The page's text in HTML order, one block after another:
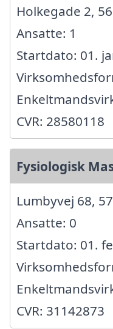
Holkegade 2,
Ansatte: 1
Startdato: 01.
CVR: 28580118
Fysiologisk
Lumbyvej 68,
Ansatte: 0
Startdato: 01.
CVR: 31142873